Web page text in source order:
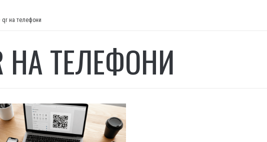
qr на телефони
НА ТЕЛЕФОНИ